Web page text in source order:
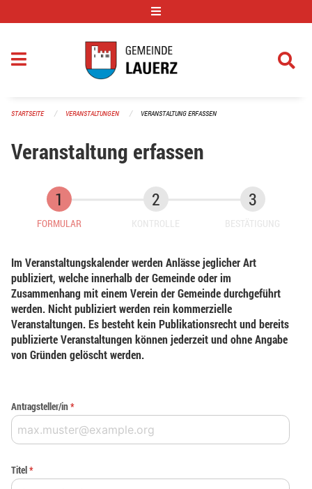
STARTSEITE VERANSTALTUNGEN VERANSTALTUNG ERFASSEN
Veranstaltung erfassen
FORMULAR KONTROLLE BESTÄTIGUNG
Im Veranstaltungskalender werden Anlässe jeglicher Art
publiziert, welche innerhalb der Gemeinde oder im
Zusammenhang mit einem Verein der Gemeinde durchgeführt
werden. Nicht publiziert werden rein kommerzielle
Veranstaltungen. Es besteht kein Publikationsrecht und bereits
publizierte Veranstaltungen können jederzeit und ohne Angabe
von Gründen gelöscht werden.
Antragsteller/in*
Titel*